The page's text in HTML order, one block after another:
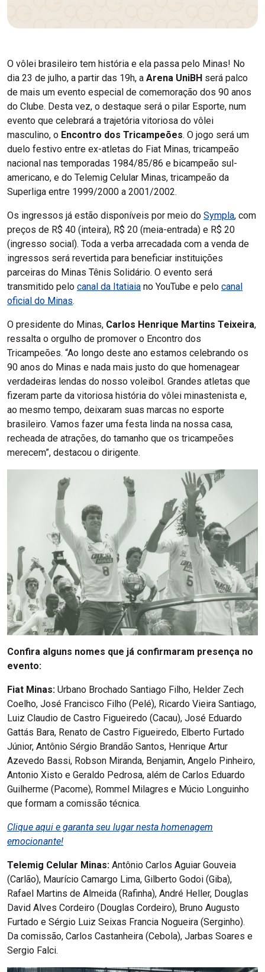
O vôlei brasileiro tem história e ela passa pelo Minas! No
dia 23 de julho, a partir das 19h, a Arena UniBH será palco
de mais um evento especial de comemoração dos 90 anos
do Clube. Desta vez, o destaque será o pilar Esporte, num
evento que celebrará a trajetória vitoriosa do vôlei
masculino, o Encontro dos Tricampeões. O jogo será um
duelo festivo entre ex-atletas do Fiat Minas, tricampeão
nacional nas temporadas 1984/85/86 e bicampeão sul-
americano, e do Telemig Celular Minas, tricampeão da
Superliga entre 1999/2000 a 2001/2002.
Os ingressos já estão disponíveis por meio do Sympla, com
preços de R$ 40 (inteira), R$ 20 (meia-entrada) e R$ 20
(ingresso social). Toda a verba arrecadada com a venda de
ingressos será revertida para beneficiar instituições
parceiras do Minas Tênis Solidário. O evento será
transmitido pelo canal da Itatiaia no YouTube e pelo canal
oficial do Minas.
O presidente do Minas, Carlos Henrique Martins Teixeira,
ressalta o orgulho de promover o Encontro dos
Tricampeões. “Ao longo deste ano estamos celebrando os
90 anos do Minas e nada mais justo do que homenagear
verdadeiras lendas do nosso voleibol. Grandes atletas que
fizeram parte da vitoriosa história do vôlei minastenista e,
ao mesmo tempo, deixaram suas marcas no esporte
brasileiro. Vamos fazer uma festa linda na nossa casa,
recheada de atrações, do tamanho que os tricampeões
merecem”, destacou o dirigente.
Confira alguns nomes que já confirmaram presença no
evento:
Fiat Minas: Urbano Brochado Santiago Filho, Helder Zech
Coelho, José Francisco Filho (Pelé), Ricardo Vieira Santiago,
Luiz Claudio de Castro Figueiredo (Cacau), José Eduardo
Gattás Bara, Renato de Castro Figueiredo, Elberto Furtado
Júnior, Antônio Sérgio Brandão Santos, Henrique Artur
Azevedo Bassi, Robson Miranda, Benjamin, Angelo Pinheiro,
Antonio Xisto e Geraldo Pedrosa, além de Carlos Eduardo
Guilherme (Pacome), Rommel Milagres e Múcio Longuinho
que formam a comissão técnica.
Clique aqui e garanta seu lugar nesta homenagem
emocionante!
Telemig Celular Minas: Antônio Carlos Aguiar Gouveia
(Carlão), Maurício Camargo Lima, Gilberto Godoi (Giba),
Rafael Martins de Almeida (Rafinha), André Heller, Douglas
David Alves Cordeiro (Douglas Cordeiro), Bruno Augusto
Furtado e Sérgio Luiz Seixas Francia Nogueira (Serginho).
Da comissão, Carlos Castanheira (Cebola), Jarbas Soares e
Sergio Falci.